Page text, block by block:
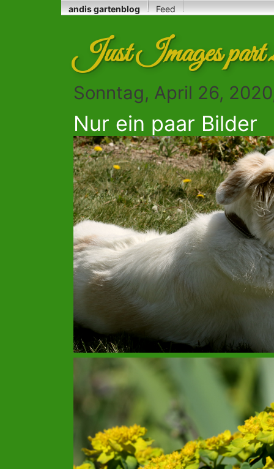
andis gartenblog Feed
Just Images part
Sonntag, April 26,
Nur ein paar Bilder